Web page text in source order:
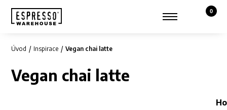
Zobrazit hledání
0
Košík,
Úvod Inspirace Vegan chai latte
Vegan chai latte